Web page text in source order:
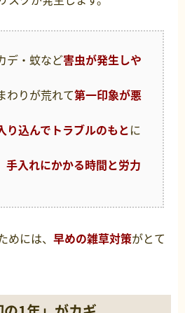
デ・蚊など害虫が発生しや
わりが荒れて第一印象が悪
り込んでトラブルのもとに
手入れにかかる時間と労力
には、 早めの雑草対策がとて